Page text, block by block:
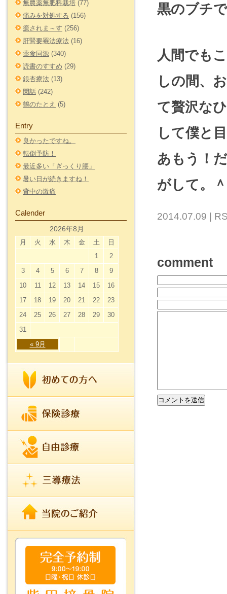
無農薬無肥料栽培 (77)
痛みを対処する (156)
癒されま～す (256)
肝腎要罨法療法 (16)
薬食同源 (340)
読書のすすめ (29)
銀杏療法 (13)
閑話 (242)
鶴のたとえ (5)
Entry
良かったですね。
転倒予防！
最近多い「ぎっくり腰」
暑い日が続きますね！
背中の激痛
Calender
2026年8月
月 火 水 木 金 土 日
« 9月
1
2
3
4 5 6 7 8
9
10
11 12 13 14 15
16
17
18 19 20 21 22
23
24
25 26 27 28 29
30
31
黒のブチ
人間でも
しの間、
て贅沢な
して僕と
あもう！
がして。
2014.07.09 |
comment